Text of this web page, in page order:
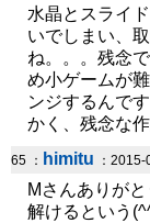
水晶とスライ
いでしまい、
ね。。。残念
め小ゲームが
ンジするんで
かく、残念な作
65 ： himitu ：
Mさんありが
解けるという